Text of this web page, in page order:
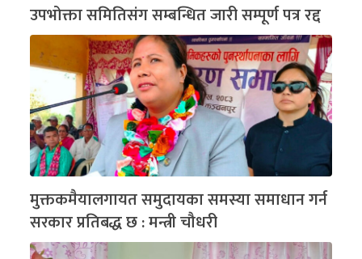
उपभोक्ता समितिसंग सम्बन्धित जारी सम्पूर्ण पत्र रद्द
मुक्तकमैयालगायत समुदायका समस्या समाधान गर्न
सरकार प्रतिबद्ध छ : मन्त्री चौधरी